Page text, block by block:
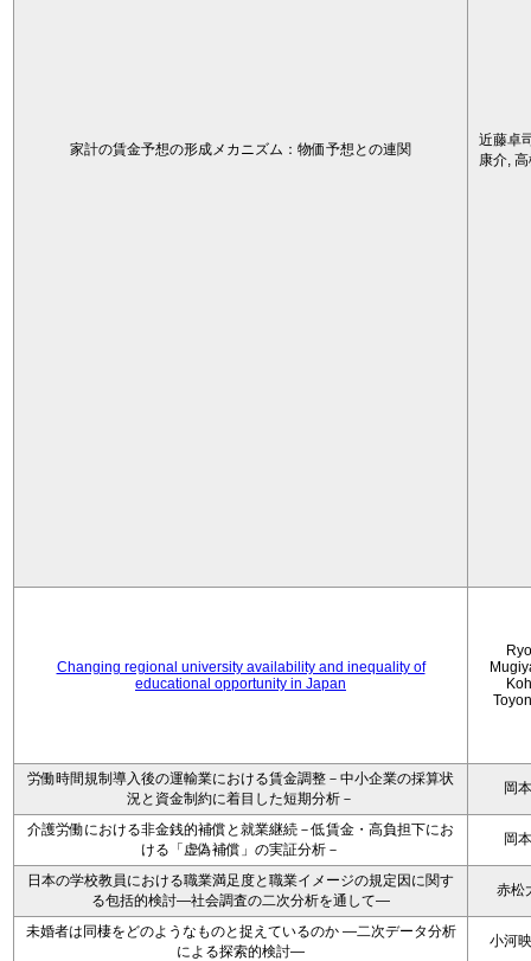
家計の賃金予想の形成メカニズム：物価予想との連関
近藤卓
康介,
Changing regional university availability and inequality of
educational opportunity in Japan
労働時間規制導入後の運輸業における賃金調整－中小企業の採算状
況と資金制約に着目した短期分析－
岡
介護労働における非金銭的補償と就業継続－低賃金・高負担下にお
ける「虚偽補償」の実証分析－
岡
日本の学校教員における職業満足度と職業イメージの規定因に関す
る包括的検討―社会調査の二次分析を通して―
赤松
未婚者は同棲をどのようなものと捉えているのか —二次データ分析
による探索的検討—
小河